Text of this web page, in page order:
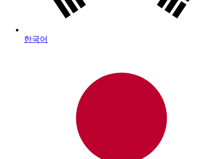
한국어